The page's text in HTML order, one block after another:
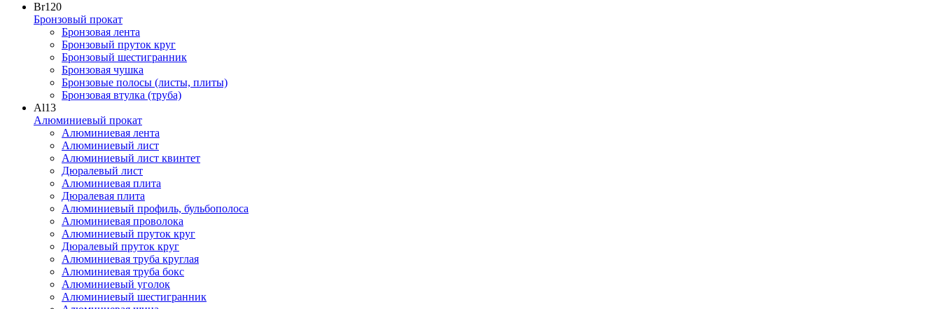
Br120
Бронзовый прокат
Бронзовая лента
Бронзовый пруток круг
Бронзовый шестигранник
Бронзовая чушка
Бронзовые полосы (листы, плиты)
Бронзовая втулка (труба)
Al13
Алюминиевый прокат
Алюминиевая лента
Алюминиевый лист
Алюминиевый лист квинтет
Дюралевый лист
Алюминиевая плита
Дюралевая плита
Алюминиевый профиль, бульбополоса
Алюминиевая проволока
Алюминиевый пруток круг
Дюралевый пруток круг
Алюминиевая труба круглая
Алюминиевая труба бокс
Алюминиевый уголок
Алюминиевый шестигранник